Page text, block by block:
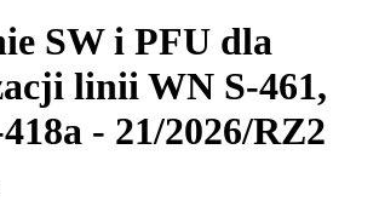
SW i PFU dla
linii WN S-461,
- 21/2026/RZ2